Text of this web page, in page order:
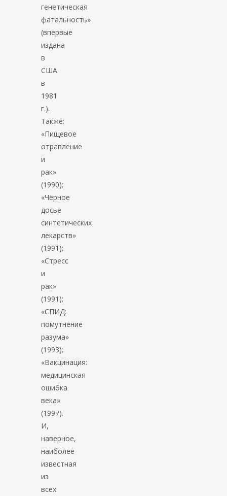
генетическая
фатальность»
(впервые
издана
в
США
в
1981
г.).
Также:
«Пищевое
отравление
и
рак»
(1990);
«Чёрное
досье
синтетических
лекарств»
(1991);
«Стресс
и
рак»
(1991);
«СПИД:
помутнение
разума»
(1993);
«Вакцинация:
медицинская
ошибка
века»
(1997).
И,
наверное,
наиболее
известная
из
всех